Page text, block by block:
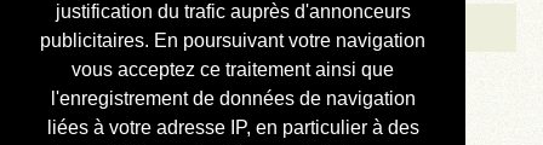
justification du trafic auprès d'annonceurs
publicitaires. En poursuivant votre navigation
vous acceptez ce traitement ainsi que
l'enregistrement de données de navigation
liées à votre adresse IP, en particulier à des
Divers (et d’été)
Annonces
Liens externes